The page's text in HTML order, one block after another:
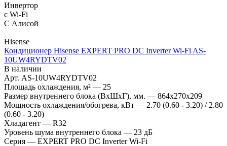
Инвертор
с Wi-Fi
С Алисой
Hisense
Кондиционер Hisense EXPERT PRO DC Inverter Wi-Fi AS-
10UW4RYDTV02
В наличии
Арт. AS-10UW4RYDTV02
Площадь охлаждения, м² — 25
Размер внутреннего блока (ВхШхГ), мм. — 864x270x209
Мощность охлаждения/обогрева, кВт — 2.70 (0.60 - 3.20) / 2.80
(0.60 - 3.20)
Хладагент — R32
Уровень шума внутреннего блока — 23 дБ
Серия — EXPERT PRO DC Inverter Wi-Fi